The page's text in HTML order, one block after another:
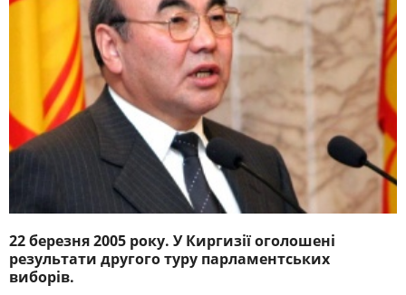
22 березня 2005 року. У Киргизії оголошені
результати другого туру парламентських
виборів.